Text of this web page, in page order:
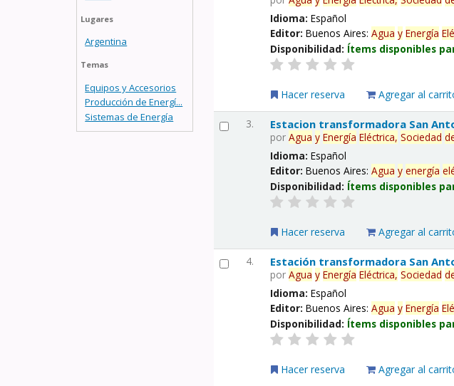
Lugares
Argentina
Temas
Equipos y Accesorios
Producción de Energí...
Sistemas de Energía
Idioma:Español
Editor:Buenos Aires:Agua y Energía
Disponibilidad: Ítems disponibles
Hacer reserva Agregar al
3. Estacion transformadora San
porAgua y Energía Eléctrica, Sociedad
Idioma:Español
Editor:Buenos Aires:Agua y energía
Disponibilidad: Ítems disponibles
Hacer reserva Agregar al
4. Estación transformadora San
porAgua y Energía Eléctrica, Sociedad
Idioma:Español
Editor:Buenos Aires:Agua y Energía
Disponibilidad: Ítems disponibles
Hacer reserva Agregar al